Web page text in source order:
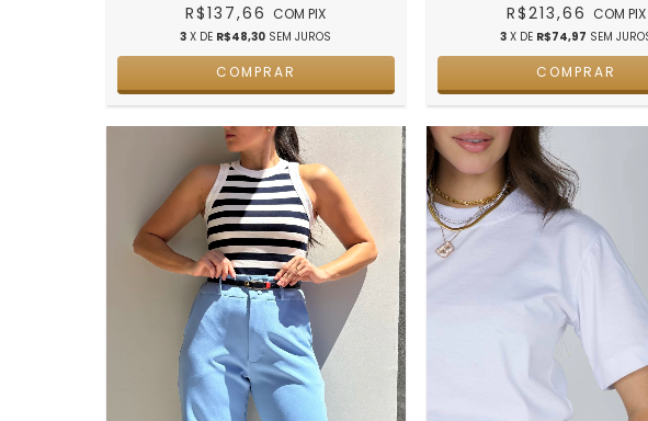
R$137,66 COM PIX
3 X DE R$48,30 SEM JUROS
COMPRAR
R$213,66 COM PIX
3 X DE R$74,97 SEM
COMPRAR